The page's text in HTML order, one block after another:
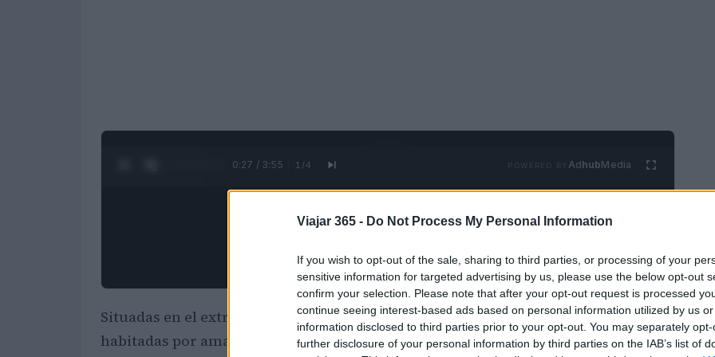
Viajar 365 - Do Not Process My Personal Information
If you wish to opt-out of the sale, sharing to third parties, or processing of your
sensitive information for targeted advertising by us, please use the below opt-out
confirm your selection. Please note that after your opt-out request is processed
continue seeing interest-based ads based on personal information utilized by us
information disclosed to third parties prior to your opt-out. You may separately
further disclosure of your personal information by third parties on the IAB’s list of
0:28 / 3:55 1 /4 POWERED BY AdhubMedia
Situadas en el extremo oriental de Asia, Filipinas alberga más de 7.000 islas,
habitadas por amables lugareños y muchas tribus indígenas. Desde playas